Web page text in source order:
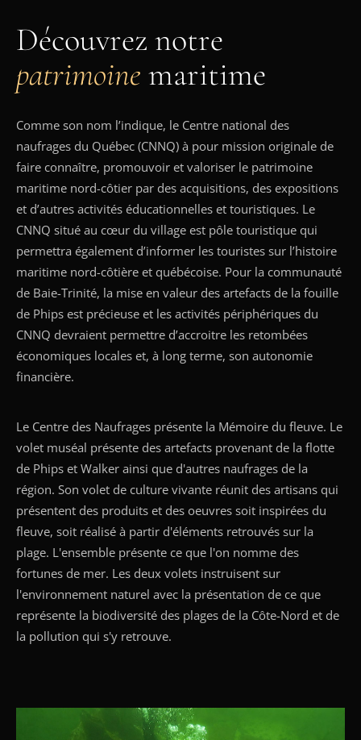
Découvrez notre
patrimoine maritime
Comme son nom l’indique, le Centre national des
naufrages du Québec (CNNQ) à pour mission originale de
faire connaître, promouvoir et valoriser le patrimoine
maritime nord-côtier par des acquisitions, des expositions
et d’autres activités éducationnelles et touristiques. Le
CNNQ situé au cœur du village est pôle touristique qui
permettra également d’informer les touristes sur l’histoire
maritime nord-côtière et québécoise. Pour la communauté
de Baie-Trinité, la mise en valeur des artefacts de la fouille
de Phips est précieuse et les activités périphériques du
CNNQ devraient permettre d’accroitre les retombées
économiques locales et, à long terme, son autonomie
financière.
Le Centre des Naufrages présente la Mémoire du fleuve. Le
volet muséal présente des artefacts provenant de la flotte
de Phips et Walker ainsi que d'autres naufrages de la
région. Son volet de culture vivante réunit des artisans qui
présentent des produits et des oeuvres soit inspirées du
fleuve, soit réalisé à partir d'éléments retrouvés sur la
plage. L'ensemble présente ce que l'on nomme des
fortunes de mer. Les deux volets instruisent sur
l'environnement naturel avec la présentation de ce que
représente la biodiversité des plages de la Côte-Nord et de
la pollution qui s'y retrouve.